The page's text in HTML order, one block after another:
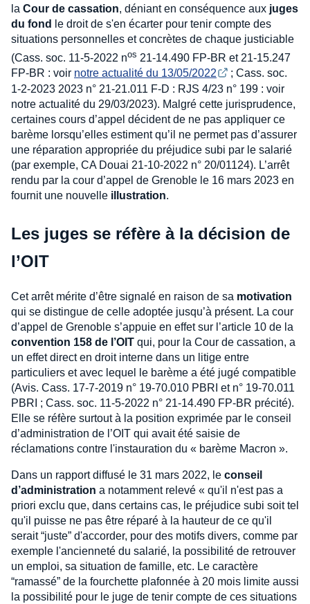
la Cour de cassation, déniant en conséquence aux juges
du fond
le droit de s'en écarter pour tenir compte des
situations personnelles et concrètes de chaque justiciable
(Cass. soc. 11-5-2022 nos 21-14.490 FP-BR et 21-15.247
FP-BR : voir notre actualité du 13/05/2022
; Cass. soc.
1-2-2023 2023 n° 21-21.011 F-D : RJS 4/23 n° 199 : voir
notre actualité du 29/03/2023). Malgré cette jurisprudence,
certaines cours d’appel décident de ne pas appliquer ce
barème lorsqu’elles estiment qu’il ne permet pas d’assurer
une réparation appropriée du préjudice subi par le salarié
(par exemple, CA Douai 21-10-2022 n° 20/01124). L’arrêt
rendu par la cour d’appel de Grenoble le 16 mars 2023 en
fournit une nouvelle illustration.
Les juges se réfère à la décision de
l’OIT
Cet arrêt mérite d’être signalé en raison de sa motivation
qui se distingue de celle adoptée jusqu’à présent. La cour
d’appel de Grenoble s’appuie en effet sur l’article 10 de la
convention 158 de l’OIT qui, pour la Cour de cassation, a
un effet direct en droit interne dans un litige entre
particuliers et avec lequel le barème a été jugé compatible
(Avis. Cass. 17-7-2019 n° 19-70.010 PBRI et n° 19-70.011
PBRI ; Cass. soc. 11-5-2022 n° 21-14.490 FP-BR précité).
Elle se réfère surtout à la position exprimée par le conseil
d’administration de l’OIT qui avait été saisie de
réclamations contre l'instauration du « barème Macron ».
Dans un rapport diffusé le 31 mars 2022, le conseil
d’administration a notamment relevé « qu'il n'est pas a
priori exclu que, dans certains cas, le préjudice subi soit tel
qu'il puisse ne pas être réparé à la hauteur de ce qu'il
serait “juste” d'accorder, pour des motifs divers, comme par
exemple l'ancienneté du salarié, la possibilité de retrouver
un emploi, sa situation de famille, etc. Le caractère
“ramassé” de la fourchette plafonnée à 20 mois limite aussi
la possibilité pour le juge de tenir compte de ces situations